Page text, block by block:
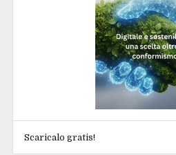
Scaricalo gratis!